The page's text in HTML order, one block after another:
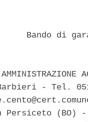
Bando di
- Tel.
Persiceto (BO)